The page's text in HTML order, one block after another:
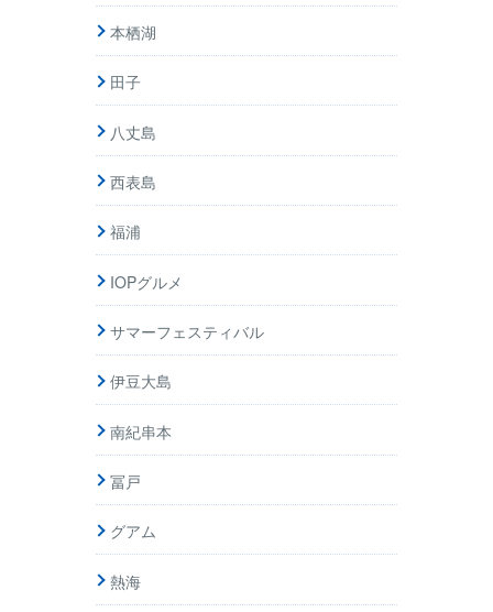
本栖湖
田子
八丈島
西表島
福浦
IOPグルメ
サマーフェスティバル
伊豆大島
南紀串本
冨戸
グアム
熱海